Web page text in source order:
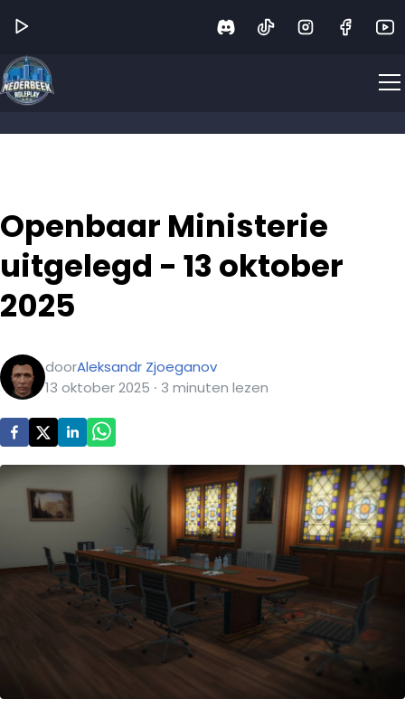
Openbaar Ministerie
uitgelegd - 13 oktober
2025
doorAleksandr Zjoeganov
13 oktober 2025 ∙ 3 minuten lezen